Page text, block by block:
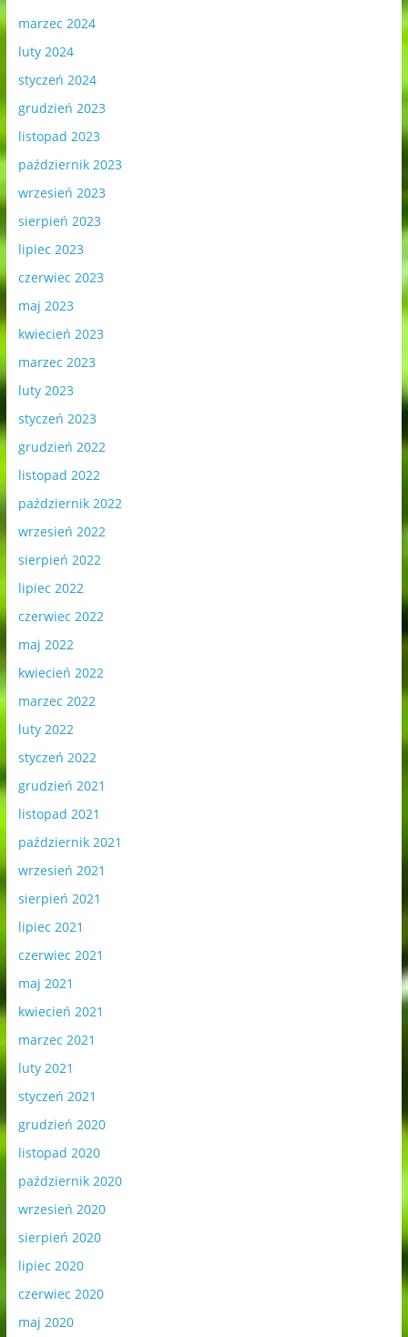
marzec 2024
luty 2024
styczeń 2024
grudzień 2023
listopad 2023
październik 2023
wrzesień 2023
sierpień 2023
lipiec 2023
czerwiec 2023
maj 2023
kwiecień 2023
marzec 2023
luty 2023
styczeń 2023
grudzień 2022
listopad 2022
październik 2022
wrzesień 2022
sierpień 2022
lipiec 2022
czerwiec 2022
maj 2022
kwiecień 2022
marzec 2022
luty 2022
styczeń 2022
grudzień 2021
listopad 2021
październik 2021
wrzesień 2021
sierpień 2021
lipiec 2021
czerwiec 2021
maj 2021
kwiecień 2021
marzec 2021
luty 2021
styczeń 2021
grudzień 2020
listopad 2020
październik 2020
wrzesień 2020
sierpień 2020
lipiec 2020
czerwiec 2020
maj 2020